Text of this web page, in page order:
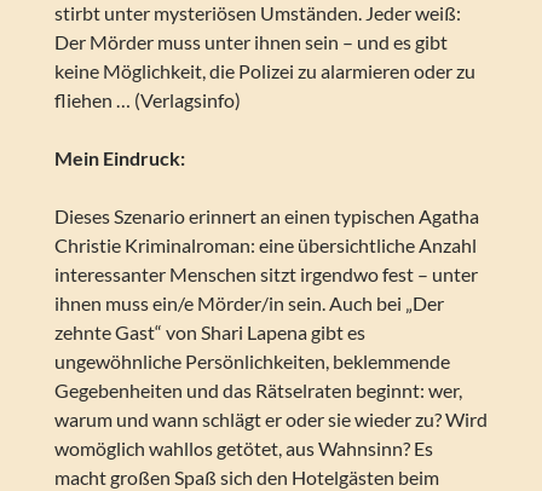
stirbt unter mysteriösen Umständen. Jeder weiß:
Der Mörder muss unter ihnen sein – und es gibt
keine Möglichkeit, die Polizei zu alarmieren oder zu
fliehen … (Verlagsinfo)
Mein Eindruck:
Dieses Szenario erinnert an einen typischen Agatha
Christie Kriminalroman: eine übersichtliche Anzahl
interessanter Menschen sitzt irgendwo fest – unter
ihnen muss ein/e Mörder/in sein. Auch bei „Der
zehnte Gast“ von Shari Lapena gibt es
ungewöhnliche Persönlichkeiten, beklemmende
Gegebenheiten und das Rätselraten beginnt: wer,
warum und wann schlägt er oder sie wieder zu? Wird
womöglich wahllos getötet, aus Wahnsinn? Es
macht großen Spaß sich den Hotelgästen beim